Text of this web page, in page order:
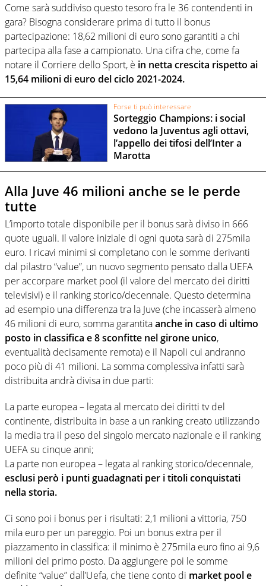
Come sarà suddiviso questo tesoro fra le 36 contendenti in
gara? Bisogna considerare prima di tutto il bonus
partecipazione: 18,62 milioni di euro sono garantiti a chi
partecipa alla fase a campionato. Una cifra che, come fa
notare il Corriere dello Sport, è in netta crescita rispetto ai
15,64 milioni di euro del ciclo 2021-2024.
Forse ti può interessare
Sorteggio Champions: i social
vedono la Juventus agli ottavi,
l’appello dei tifosi dell’Inter a
Marotta
Alla Juve 46 milioni anche se le perde
tutte
L’importo totale disponibile per il bonus sarà diviso in 666
quote uguali. Il valore iniziale di ogni quota sarà di 275mila
euro. I ricavi minimi si completano con le somme derivanti
dal pilastro “value”, un nuovo segmento pensato dalla UEFA
per accorpare market pool (il valore del mercato dei diritti
televisivi) e il ranking storico/decennale. Questo determina
ad esempio una differenza tra la Juve (che incasserà almeno
46 milioni di euro, somma garantitaanche in caso di ultimo
posto in classifica e 8 sconfitte nel girone unico,
eventualità decisamente remota) e il Napoli cui andranno
poco più di 41 milioni. La somma complessiva infatti sarà
distribuita andrà divisa in due parti:
La parte europea – legata al mercato dei diritti tv del
continente, distribuita in base a un ranking creato utilizzando
la media tra il peso del singolo mercato nazionale e il ranking
UEFA su cinque anni;
La parte non europea – legata al ranking storico/decennale,
esclusi però i punti guadagnati per i titoli conquistati
nella storia.
Ci sono poi i bonus per i risultati: 2,1 milioni a vittoria, 750
mila euro per un pareggio. Poi un bonus extra per il
piazzamento in classifica: il minimo è 275mila euro fino ai 9,6
milioni del primo posto. Da aggiungere poi le somme
definite “value” dall’Uefa, che tiene conto di market pool e